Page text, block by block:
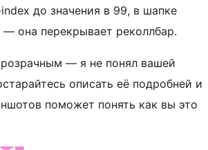
до значения в 99, в шапке
— она перекрывает реколлбар.
— я не понял вашей
описать её подробней и
поможет понять как вы это